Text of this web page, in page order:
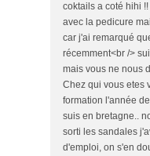
coktails a coté hihi
avec la pedicure
car j'ai remarqué
récemment<br />
mais vous ne nous
Chez qui vous etes
formation l'année
suis en bretagne..
sorti les sandales
d'emploi, on s'en